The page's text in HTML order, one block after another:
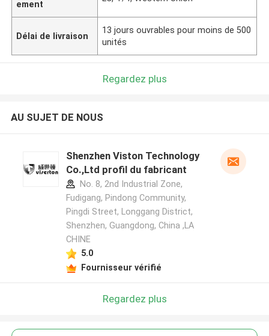
ement
Délai de livraison
13 jours ouvrables pour moins de 500
unités
Regardez plus
AU SUJET DE NOUS
Shenzhen Viston Technology
Co.,Ltd profil du fabricant
No. 8, 2nd Industrial Zone,
Fudigang, Pindong Community,
Pingdi Street, Longgang District,
Shenzhen, Guangdong, China ,LA
CHINE
5.0
Fournisseur vérifié
Regardez plus